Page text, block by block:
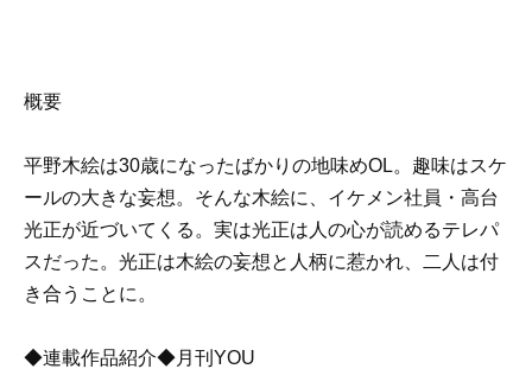
概要
平野木絵は30歳になったばかりの地味めOL。趣味はスケ
ールの大きな妄想。そんな木絵に、イケメン社員・高台
光正が近づいてくる。実は光正は人の心が読めるテレパ
スだった。光正は木絵の妄想と人柄に惹かれ、二人は付
き合うことに。
◆連載作品紹介◆月刊YOU